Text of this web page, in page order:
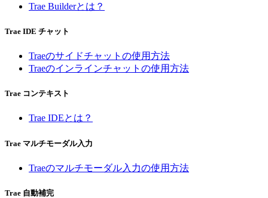
Trae Builderとは？
Trae IDE チャット
Traeのサイドチャットの使用方法
Traeのインラインチャットの使用方法
Trae コンテキスト
Trae IDEとは？
Trae マルチモーダル入力
Traeのマルチモーダル入力の使用方法
Trae 自動補完